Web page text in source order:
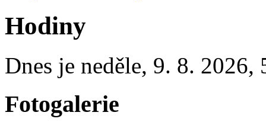
Hodiny
Dnes je neděle, 9. 8. 2026,
Fotogalerie